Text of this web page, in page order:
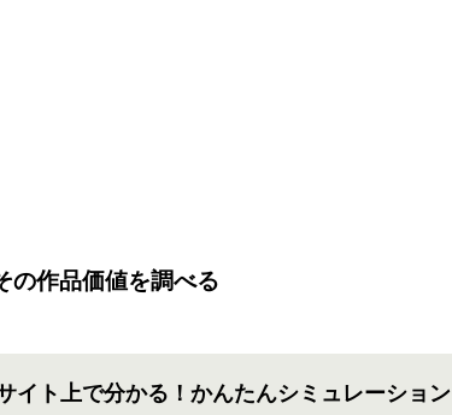
の作品価値を調べる
イト上で分かる！ かんたんシミュレーション